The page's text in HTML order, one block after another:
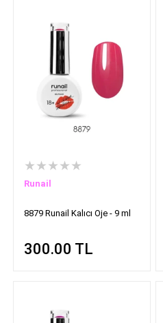
★★★★★
Runail
8879 Runail Kalıcı Oje - 9 ml
300.00 TL